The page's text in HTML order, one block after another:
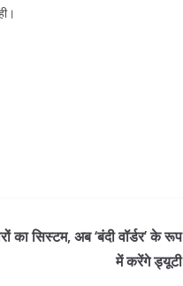
का सिस्टम, अब ‘बंदी वॉर्डर’ के रूप
में करेंगे ड्यूटी